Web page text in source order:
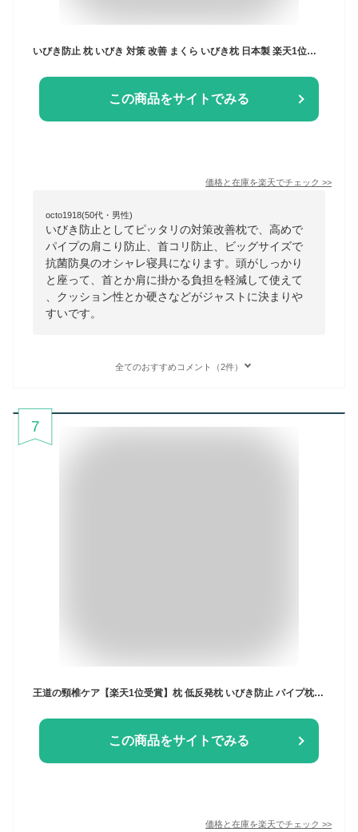
いびき防止 枕 いびき 対策 改善 まくら いびき枕 日本製 楽天1位獲得【正規品】 洗える 高さ調節 TPE 抗菌防臭 横向き 硬め かため 高め パイプ 肩こり 首こり 大きい 大きめ 小さめ 29×39 35×50 43×63 50×70 50×80 マクラ プレゼント ギフト
この商品をサイトでみる
価格と在庫を楽天でチェック >>
octo1918(50代・男性)
いびき防止としてピッタリの対策改善枕で、高めで
パイプの肩こり防止、首コリ防止、ビッグサイズで
抗菌防臭のオシャレ寝具になります。頭がしっかり
と座って、首とか肩に掛かる負担を軽減して使えて
、クッション性とか硬さなどがジャストに決まりや
すいです。
全てのおすすめコメント（2件）
7
王道の頸椎ケア【楽天1位受賞】枕 低反発枕 いびき防止 パイプ枕 快眠安眠 低め まくら 肩こり 首こり 肩凝り解消 抗菌 防臭 防ダニ 通気性 洗える【高さ調整できる4cm~10cm】ストレートネック改善できる
この商品をサイトでみる
価格と在庫を楽天でチェック >>